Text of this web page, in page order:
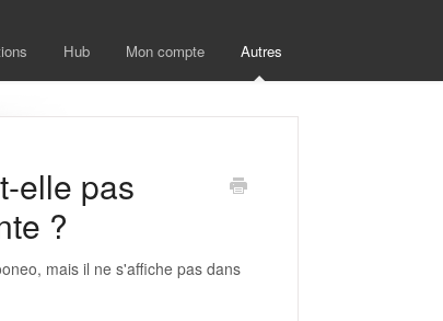
Hub Mon compte Autres
elle pas
?
mais il ne s'affiche pas dans